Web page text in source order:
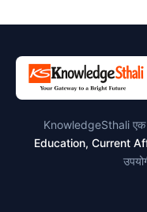
KnowledgeSthali एक
Education, Current